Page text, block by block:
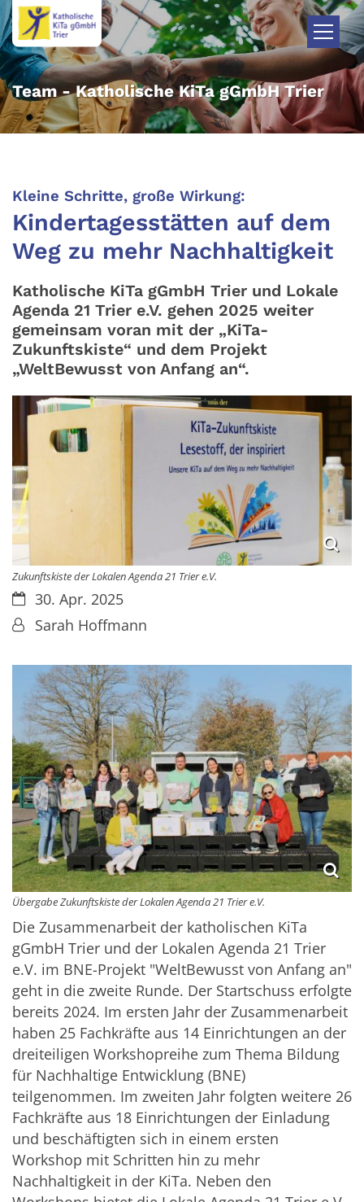
Zum Inhalt springen
Team - Katholische KiTa gGmbH Trier
Kleine Schritte, große Wirkung:
Kindertagesstätten auf dem
Weg zu mehr Nachhaltigkeit
Katholische KiTa gGmbH Trier und Lokale
Agenda 21 Trier e.V. gehen 2025 weiter
gemeinsam voran mit der „KiTa-
Zukunftskiste“ und dem Projekt
„WeltBewusst von Anfang an“.
Zukunftskiste der Lokalen Agenda 21 Trier e.V.
Datum:
30. Apr. 2025
Von:Sarah Hoffmann
Übergabe Zukunftskiste der Lokalen Agenda 21 Trier e.V.
Die Zusammenarbeit der katholischen KiTa
gGmbH Trier und der Lokalen Agenda 21 Trier
e.V. im BNE-Projekt "WeltBewusst von Anfang an"
geht in die zweite Runde. Der Startschuss erfolgte
bereits 2024. Im ersten Jahr der Zusammenarbeit
haben 25 Fachkräfte aus 14 Einrichtungen an der
dreiteiligen Workshopreihe zum Thema Bildung
für Nachhaltige Entwicklung (BNE)
teilgenommen. Im zweiten Jahr folgten weitere 26
Fachkräfte aus 18 Einrichtungen der Einladung
und beschäftigten sich in einem ersten
Workshop mit Schritten hin zu mehr
Nachhaltigkeit in der KiTa. Neben den